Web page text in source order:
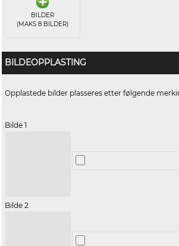
BILDER
(MAKS 8 BILDER)
BILDEOPPLASTING
Opplastede bilder plasseres etter følgende
Bilde 1
Bilde 2